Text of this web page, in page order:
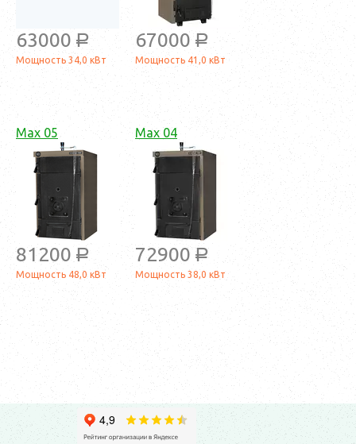
63000 a
Мощность 34,0 кВт
67000 a
Мощность 41,0 кВт
Max 05
81200 a
Мощность 48,0 кВт
Max 04
72900 a
Мощность 38,0 кВт